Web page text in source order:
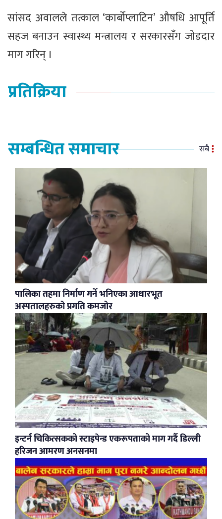
सांसद अवालले तत्काल ‘कार्बोप्लाटिन’ औषधि आपूर्ति
सहज बनाउन स्वास्थ्य मन्त्रालय र सरकारसँग जोडदार
माग गरिन् ।
प्रतिक्रिया
सम्बन्धित समाचार सबै
पालिका तहमा निर्माण गर्ने भनिएका आधारभूत
अस्पतालहरुको प्रगति कमजोर
इन्टर्न चिकित्सकको स्टाइपेन्ड एकरूपताको माग गर्दै डिल्ली
हरिजन आमरण अनसनमा